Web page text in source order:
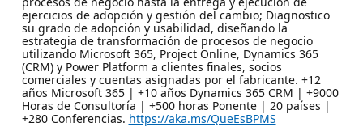
ejercicios de adopción y gestión del cambio; Diagnostico
su grado de adopción y usabilidad, diseñando la
estrategia de transformación de procesos de negocio
utilizando Microsoft 365, Project Online, Dynamics 365
(CRM) y Power Platform a clientes finales, socios
comerciales y cuentas asignadas por el fabricante. +12
años Microsoft 365 | +10 años Dynamics 365 CRM | +9000
Horas de Consultoría | +500 horas Ponente | 20 países |
+280 Conferencias. https://aka.ms/QueEsBPMS